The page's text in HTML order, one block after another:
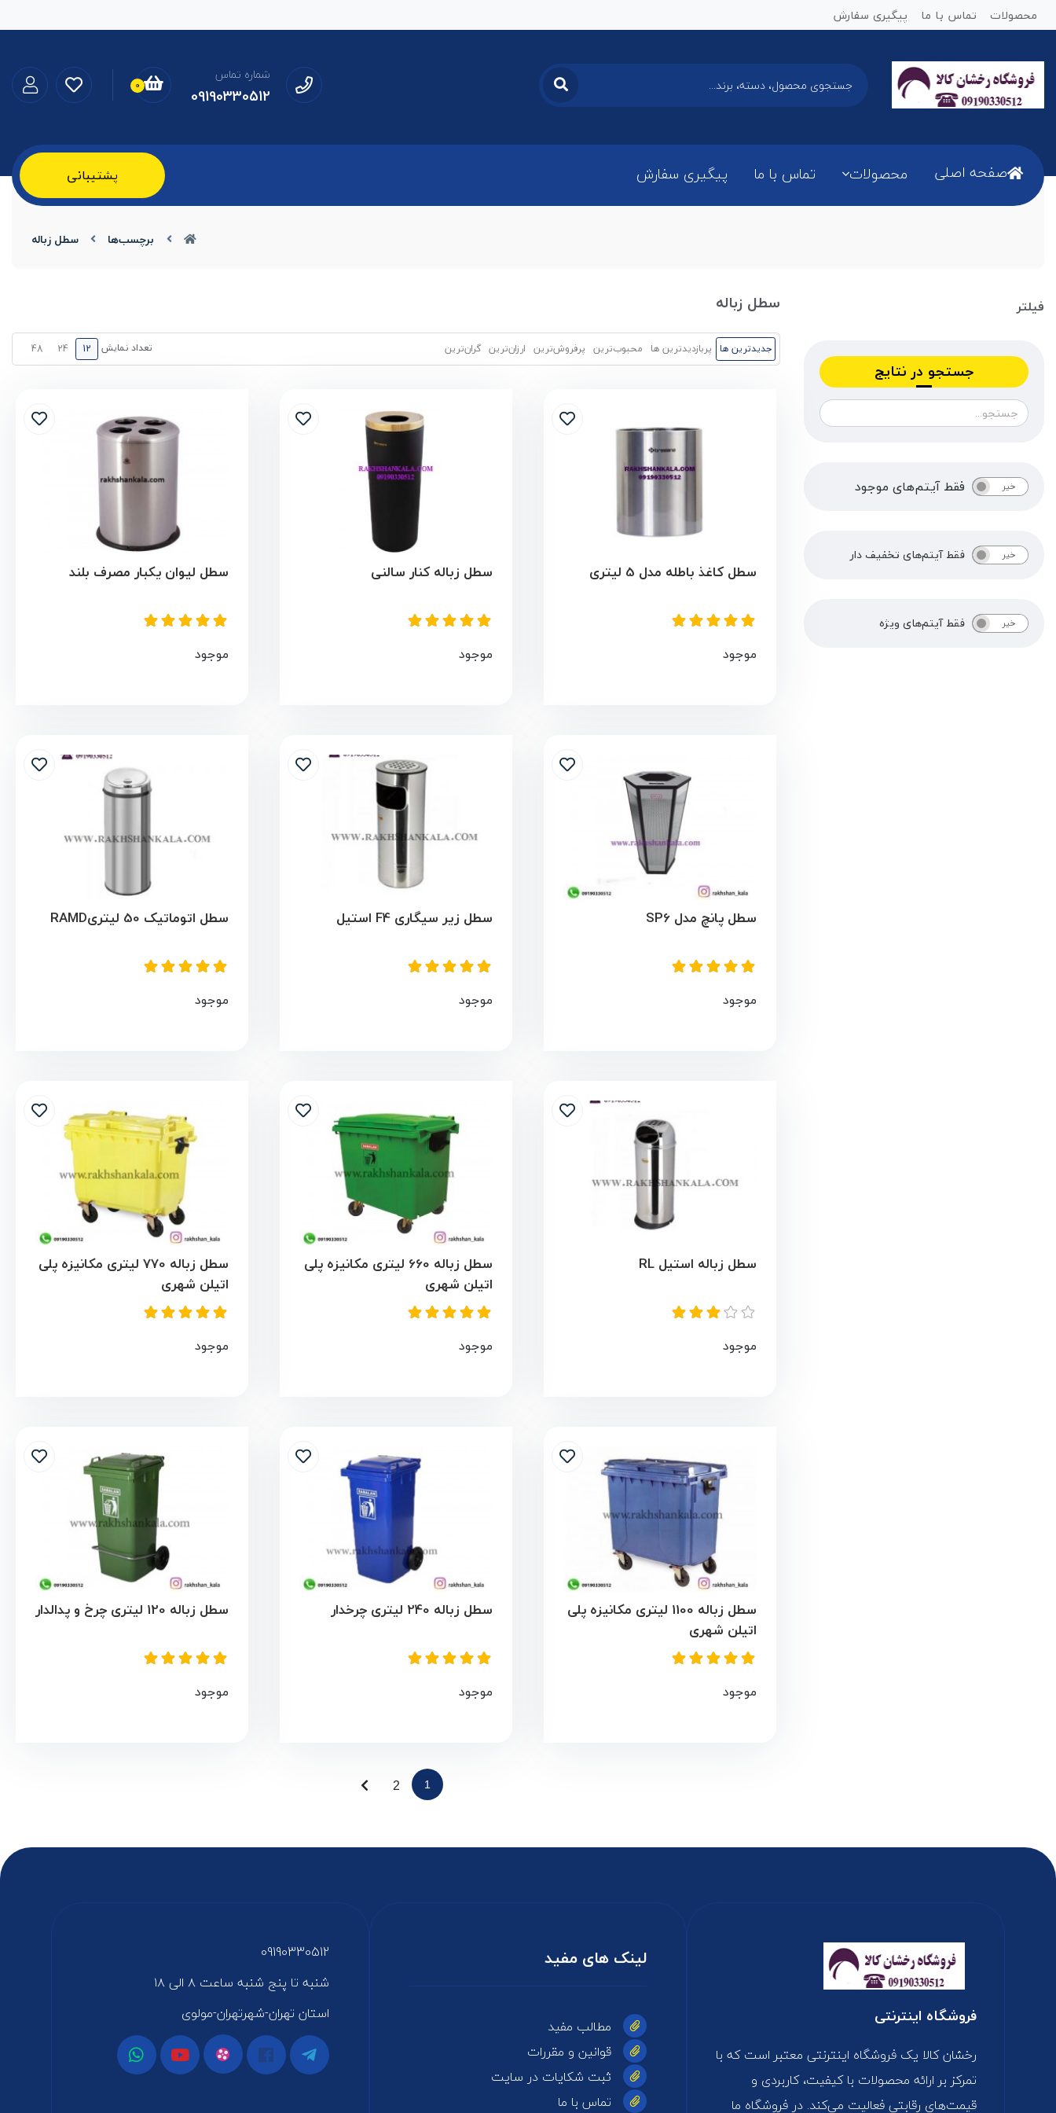
محصولات تماس با ما پیگیری سفارش
شماره تماس
09190330512
0
صفحه اصلی محصولات تماس با ما پیگیری سفارش پشتیبانی
برچسب‌ها سطل زباله
فیلتر
جستجو در نتایج
بله خیر فقط آیتم‌های موجود
بله خیر فقط آیتم‌های تخفیف دار
بله خیر فقط آیتم‌های ویژه
سطل زباله
جدیدترین ها پربازدیدترین ها محبوب‌‌ترین پرفروش‌ترین ارزان‌ترین گران‌ترین تعداد نمایش 12
24
48
سطل کاغذ باطله مدل 5 لیتری
موجود
سطل زباله کنار سالنی
موجود
سطل لیوان یکبار مصرف بلند
موجود
سطل پانچ مدل SP6
موجود
سطل زیر سیگاری F4 استیل
موجود
سطل اتوماتیک 50 لیتریRAMD
موجود
سطل زباله استیل RL
موجود
سطل زباله 660 لیتری مکانیزه پلی
اتیلن شهری
موجود
سطل زباله 770 لیتری مکانیزه پلی
اتیلن شهری
موجود
سطل زباله 1100 لیتری مکانیزه پلی
اتیلن شهری
موجود
سطل زباله 240 لیتری چرخدار
موجود
سطل زباله 120 لیتری چرخ و پدالدار
موجود
1
2
فروشگاه اینترنتی
رخشان کالا یک فروشگاه اینترنتی معتبر است که با
تمرکز بر ارائه محصولات با کیفیت، کاربردی و
قیمت‌های رقابتی فعالیت می‌کند. در فروشگاه ما
لینک های مفید
مطالب مفید
قوانین و مقررات
ثبت شکایات در سایت
تماس با ما
09190330512
شنبه تا پنج شنبه ساعت ۸ الی ۱۸
استان تهران-شهرتهران-مولوی